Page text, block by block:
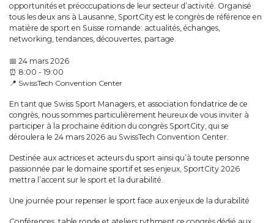
opportunités et préoccupations de leur secteur d’activité. Organisé
tous les deux ans à Lausanne, SportCity est le congrès de référence en
matière de sport en Suisse romande: actualités, échanges,
networking, tendances, découvertes, partage.
📅 24 mars 2026
⏰ 8:00 - 19:00
📍 SwissTech Convention Center
En tant que Swiss Sport Managers, et association fondatrice de ce
congrès, nous sommes particulièrement heureux de vous inviter à
participer à la prochaine édition du congrès SportCity, qui se
déroulera le 24 mars 2026 au SwissTech Convention Center.
Destinée aux actrices et acteurs du sport ainsi qu’à toute personne
passionnée par le domaine sportif et ses enjeux, SportCity 2026
mettra l’accent sur le sport et la durabilité.
Une journée pour repenser le sport face aux enjeux de la durabilité